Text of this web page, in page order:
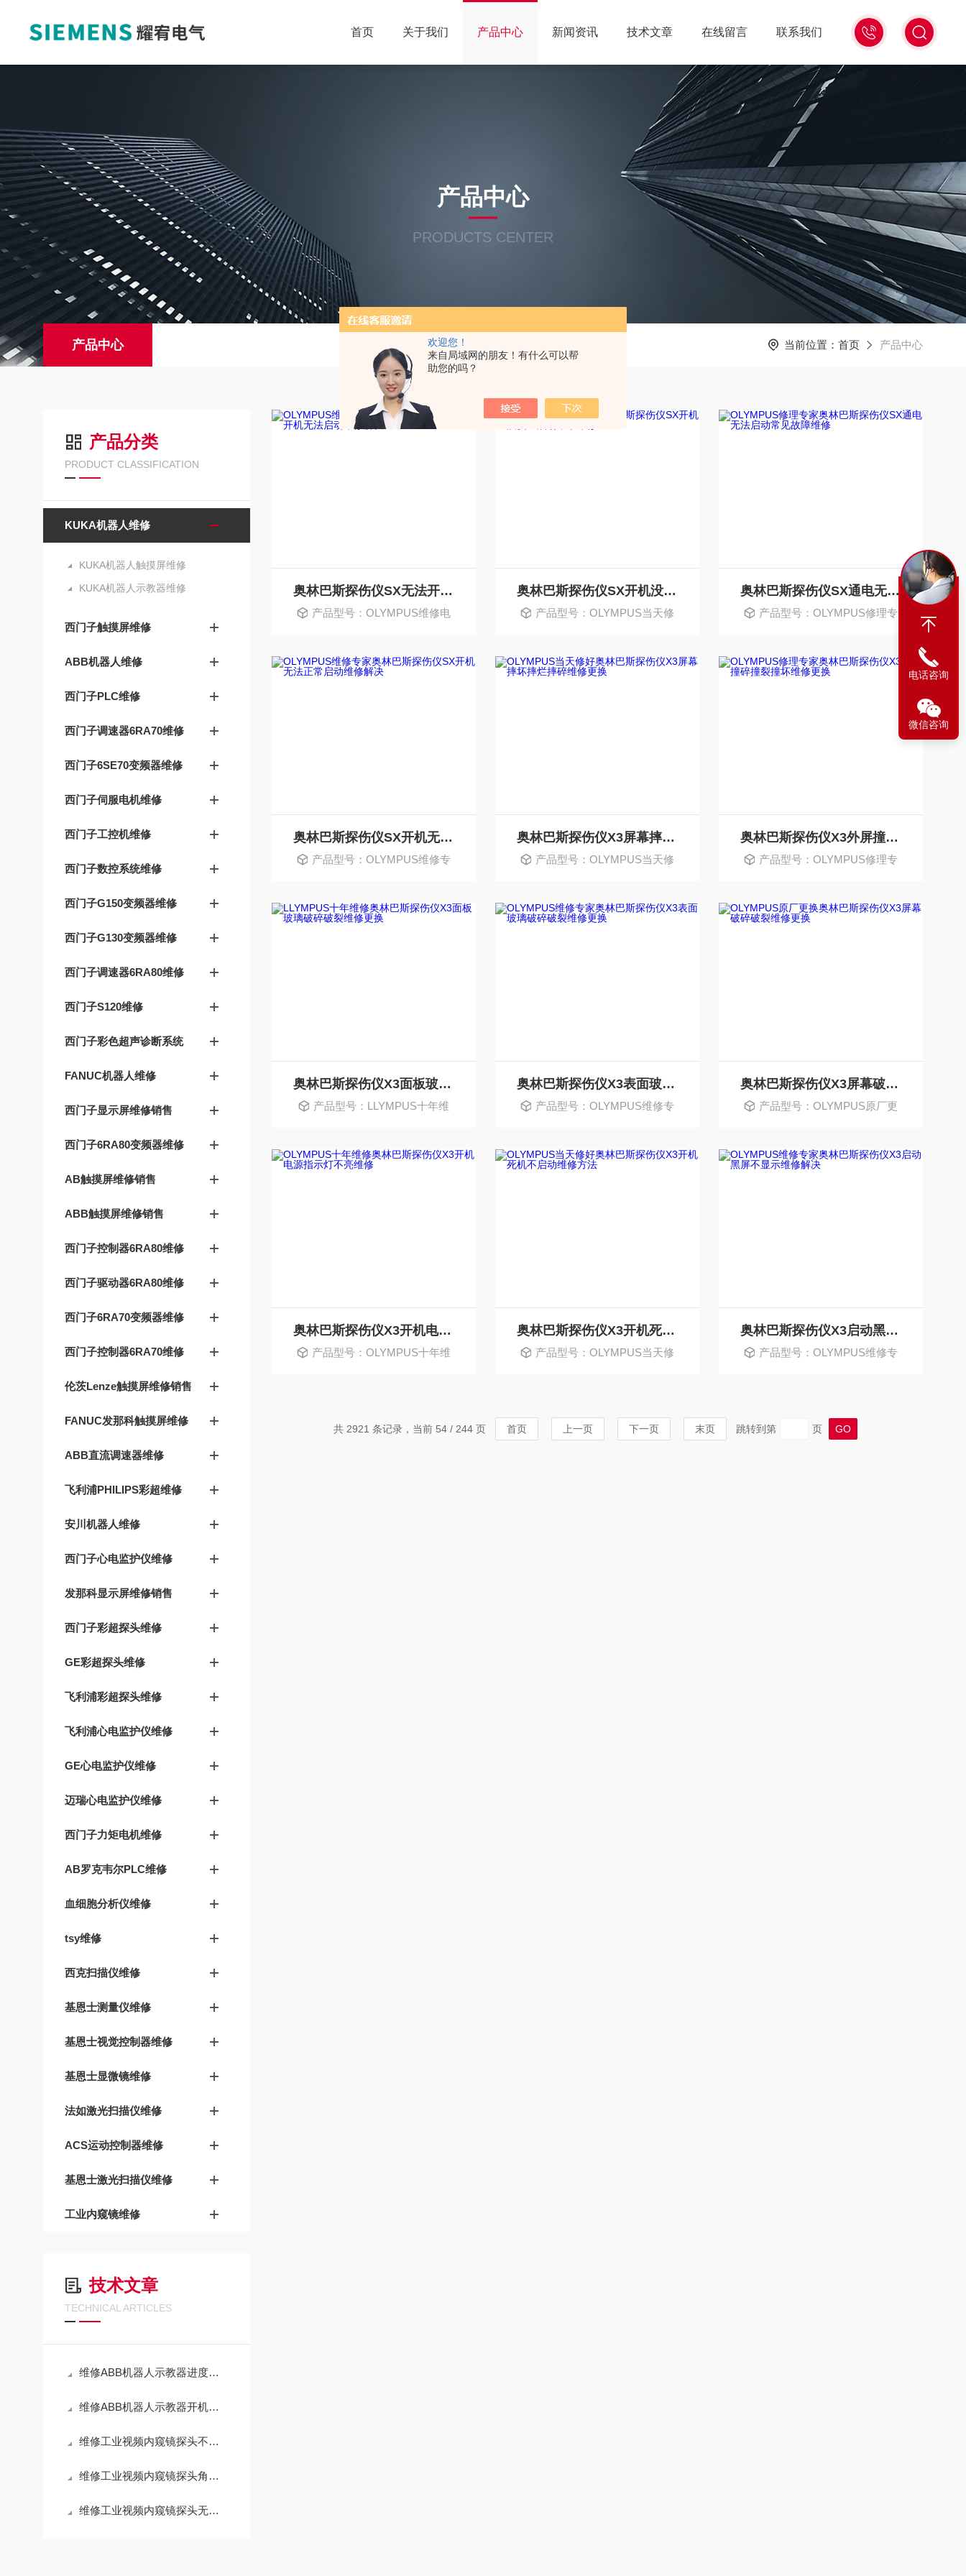
欢迎您！
来自局域网的朋友！有什么可以帮
助您的吗？
18516586104
微
首页 关于我们 产品中心 新闻资讯 技术文章 在线留言 联系我们
产品中心
PRODUCTS CENTER
产品中心 当前位置： 首页 产品中心
产品分类
PRODUCT CLASSIFICATION
KUKA机器人维修
KUKA机器人触摸屏维修
KUKA机器人示教器维修
西门子触摸屏维修
ABB机器人维修
西门子PLC维修
西门子调速器6RA70维修
西门子6SE70变频器维修
西门子伺服电机维修
西门子工控机维修
西门子数控系统维修
西门子G150变频器维修
西门子G130变频器维修
西门子调速器6RA80维修
西门子S120维修
西门子彩色超声诊断系统
FANUC机器人维修
西门子显示屏维修销售
西门子6RA80变频器维修
AB触摸屏维修销售
ABB触摸屏维修销售
西门子控制器6RA80维修
西门子驱动器6RA80维修
西门子6RA70变频器维修
西门子控制器6RA70维修
伦茨Lenze触摸屏维修销售
FANUC发那科触摸屏维修
ABB直流调速器维修
飞利浦PHILIPS彩超维修
安川机器人维修
西门子心电监护仪维修
发那科显示屏维修销售
西门子彩超探头维修
GE彩超探头维修
飞利浦彩超探头维修
飞利浦心电监护仪维修
GE心电监护仪维修
迈瑞心电监护仪维修
西门子力矩电机维修
AB罗克韦尔PLC维修
血细胞分析仪维修
tsy维修
西克扫描仪维修
基恩士测量仪维修
基恩士视觉控制器维修
基恩士显微镜维修
法如激光扫描仪维修
ACS运动控制器维修
基恩士激光扫描仪维修
工业内窥镜维修
技术文章
TECHNICAL ARTICLES
维修ABB机器人示教器进度条死机不动（当天修好故障）
维修ABB机器人示教器开机进不去系统界面（芯片级修理）
维修工业视频内窥镜探头不能上下左右转动（原厂配件修理）
维修工业视频内窥镜探头角度旋钮调节没反应
维修工业视频内窥镜探头无法弯曲旋转（全国可修理）
奥林巴斯探伤仪SX无法开机无法启动维修解决
产品型号：OLYMPUS维修电
奥林巴斯探伤仪SX开机没反应启动不了维修
产品型号：OLYMPUS当天修
奥林巴斯探伤仪SX通电无法启动常见故障维修
产品型号：OLYMPUS修理专
奥林巴斯探伤仪SX开机无法正常启动维修解决
产品型号：OLYMPUS维修专
奥林巴斯探伤仪X3屏幕摔坏摔烂摔碎维修更换
产品型号：OLYMPUS当天修
奥林巴斯探伤仪X3外屏撞碎撞裂撞坏维修更换
产品型号：OLYMPUS修理专
奥林巴斯探伤仪X3面板玻璃破碎破裂维修更换
产品型号：LLYMPUS十年维
奥林巴斯探伤仪X3表面玻璃破碎破裂维修更换
产品型号：OLYMPUS维修专
奥林巴斯探伤仪X3屏幕破碎破裂维修更换
产品型号：OLYMPUS原厂更
奥林巴斯探伤仪X3开机电源指示灯不亮维修
产品型号：OLYMPUS十年维
奥林巴斯探伤仪X3开机死机不启动维修方法
产品型号：OLYMPUS当天修
奥林巴斯探伤仪X3启动黑屏不显示维修解决
产品型号：OLYMPUS维修专
共 2921 条记录，当前 54 / 244 页 首页 上一页 下一页 末页 跳转到第 页
电话咨询
微信咨询